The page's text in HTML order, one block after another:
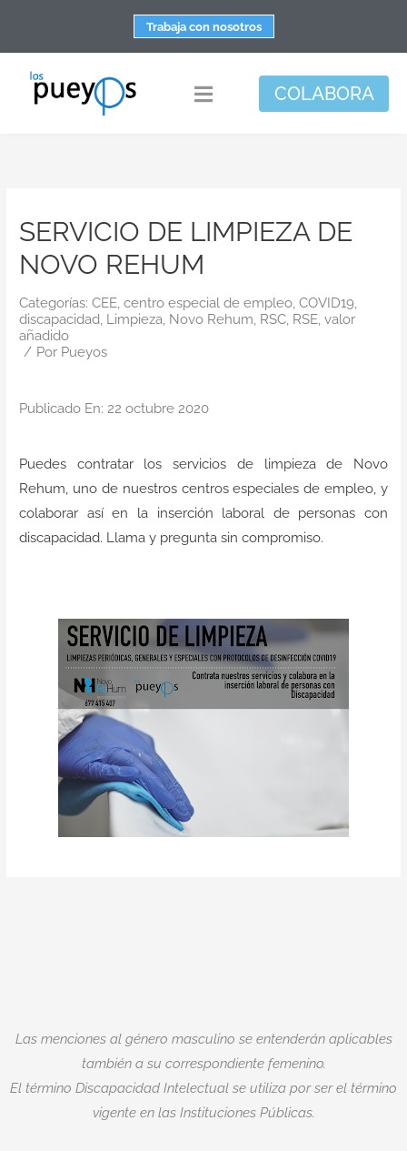
contenido
Trabaja con nosotros
Toggle
Apoyo personal y familiar
Espacio de bienestar
Responsabilidad social
Contacto
COLABORA
SERVICIO DE LIMPIEZA DE
NOVO REHUM
Categorías: CEE, centro especial de empleo, COVID19,
discapacidad, Limpieza, Novo Rehum, RSC, RSE, valor
añadido
/ Por Pueyos
Publicado En: 22 octubre 2020
Puedes contratar los servicios de limpiezade Novo
Rehum, uno de nuestros centros especiales de empleo, y
colaborar así en la inserción laboral de personas con
discapacidad. Llama y pregunta sin compromiso.
Las menciones al género masculino se entenderán aplicables
también a su correspondiente femenino.
El término Discapacidad Intelectual se utiliza por ser el término
vigente en las Instituciones Públicas.